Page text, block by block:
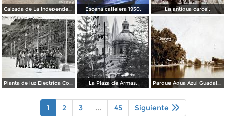
Calzada de La Independencia Guadalajara, Jalisco. ( Circulada el 10 de Febrero de 1931 ). Escena callejera 1950. La antigua carcel.
Planta de luz Electrica Colimilla. ( Fechada el 1 de Octubre de 1950 ). La Plaza de Armas. Parque Agua Azul Guadalajara, Jalisco.
1 2 3 ... 45 Siguiente